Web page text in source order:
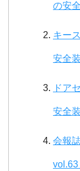
の安
キー
安全
ドア
安全
会報
vol.63